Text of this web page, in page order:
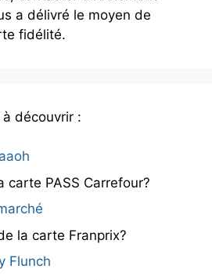
a délivré le moyen de
fidélité.
découvrir :
carte PASS Carrefour?
la carte Franprix?
Flunch